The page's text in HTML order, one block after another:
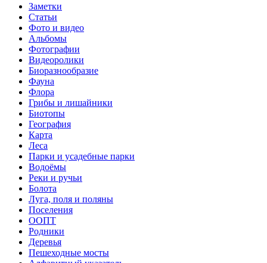
Заметки
Статьи
Фото и видео
Альбомы
Фотографии
Видеоролики
Биоразнообразие
Фауна
Флора
Грибы и лишайники
Биотопы
География
Карта
Леса
Парки и усадебные парки
Водоёмы
Реки и ручьи
Болота
Луга, поля и поляны
Поселения
ООПТ
Родники
Деревья
Пешеходные мосты